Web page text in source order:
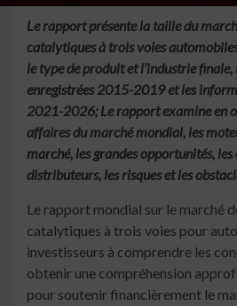
Le rapport présente la taille du
catalytiques à trois voies
le type de produit et l’industrie
enregistrées 2015-2019 et les
2021-2026; Le rapport examine en
affaires du marché mondial, les
marché, les grandes opportunités,
distributeurs, les risques et les
Le rapport mondial sur le marché
catalytiques à trois voies pour
investisseurs à comprendre les
obtenir une compréhension
pour soutenir financièrement le